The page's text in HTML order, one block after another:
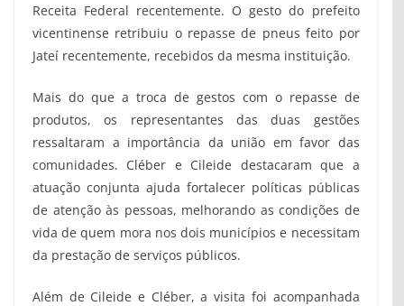
Receita Federal recentemente. O gesto do prefeito
vicentinense retribuiu o repasse de pneus feito por
Jateí recentemente, recebidos da mesma instituição.
Mais do que a troca de gestos com o repasse de
produtos, os representantes das duas gestões
ressaltaram a importância da união em favor das
comunidades. Cléber e Cileide destacaram que a
atuação conjunta ajuda fortalecer políticas públicas
de atenção às pessoas, melhorando as condições de
vida de quem mora nos dois municípios e necessitam
da prestação de serviços públicos.
Além de Cileide e Cléber, a visita foi acompanhada